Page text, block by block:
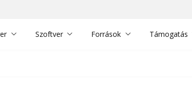
Szoftver Források Támogatás